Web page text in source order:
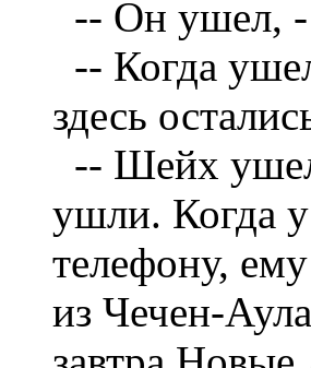
-- Он ушел, -
-- Когда
здесь
-- Шейх
ушли. Когда
телефону,
из Чечен-